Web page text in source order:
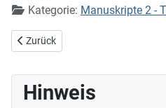
Kategorie: Manuskripte 2 -
Vorheriger Beitrag: Da hilft kein
Zurück
Hinweis